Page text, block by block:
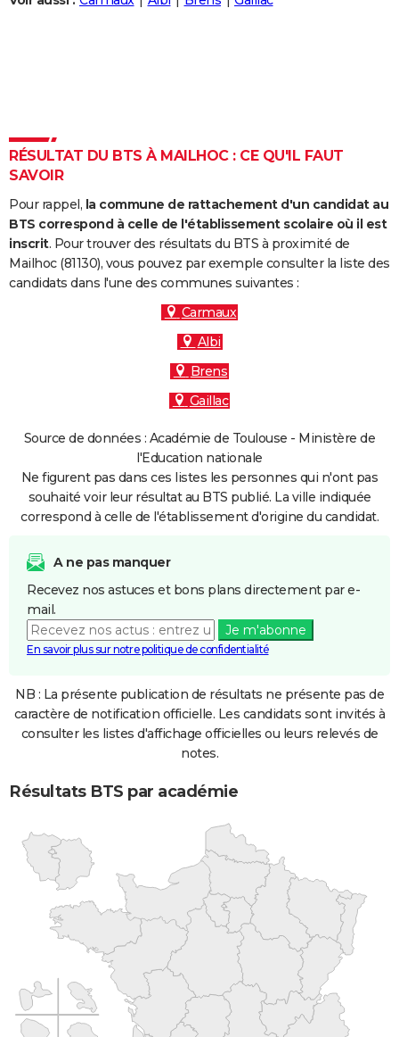
Carte de Noël
Carte Bonne année
Carte Saint-Valentin
Carte Pâques
Carte d'anniversaire
Dictionnaire
Biographies
Citations
Expressions
Proverbes
PROGRAMME TV
COPAINS D'AVANT
S'inscrire
Se connecter
Lycées
Collèges
Primaires
Universités
Entreprises
Service militaire
Avis de recherche
AVIS DE DÉCÈS
RÉSULTAT DU BTS À MAILHOC : CE QU'IL FAUT
SAVOIR
Pour rappel, la commune de rattachement d'un candidat au
BTS correspond à celle de l'établissement scolaire où il est
inscrit. Pour trouver des résultats du BTS à proximité de
Mailhoc (81130), vous pouvez par exemple consulter la liste des
candidats dans l'une des communes suivantes :
Carmaux
Albi
Brens
Gaillac
Source de données : Académie de Toulouse - Ministère de
l'Education nationale
Ne figurent pas dans ces listes les personnes qui n'ont pas
souhaité voir leur résultat au BTS publié. La ville indiquée
correspond à celle de l'établissement d'origine du candidat.
A ne pas manquer
Recevez nos astuces et bons plans directement par e-
mail.
Je m'abonne
En savoir plus sur notre politique de confidentialité
NB : La présente publication de résultats ne présente pas de
caractère de notification officielle. Les candidats sont invités à
consulter les listes d'affichage officielles ou leurs relevés de
notes.
Résultats BTS par académie